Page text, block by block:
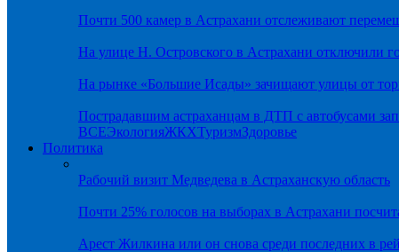
Почти 500 камер в Астрахани отслеживают
На улице Н. Островского в Астрахани отключили
На рынке «Большие Исады» зачищают улицы от
Пострадавшим астраханцам в ДТП с автобусами
ВСЕЭкологияЖКХТуризмЗдоровье
Политика
Рабочий визит Медведева в Астраханскую область
Почти 25% голосов на выборах в Астрахани
Арест Жилкина или он снова среди последних в